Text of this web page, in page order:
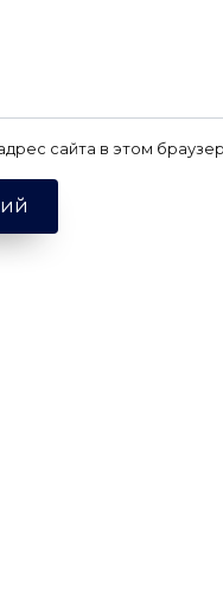
сайта в этом